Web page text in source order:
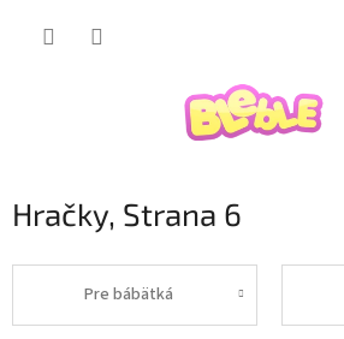
Hračky, Strana 6
Pre bábätká